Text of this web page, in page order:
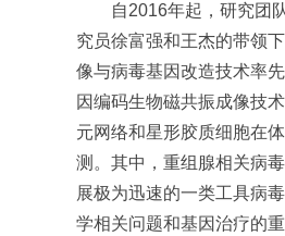
自2016年起，研究团队
究员徐富强和王杰的带领
像与病毒基因改造技术率
因编码生物磁共振成像技
元网络和星形胶质细胞在
测。其中，重组腺相关病
展极为迅速的一类工具病
学相关问题和基因治疗的